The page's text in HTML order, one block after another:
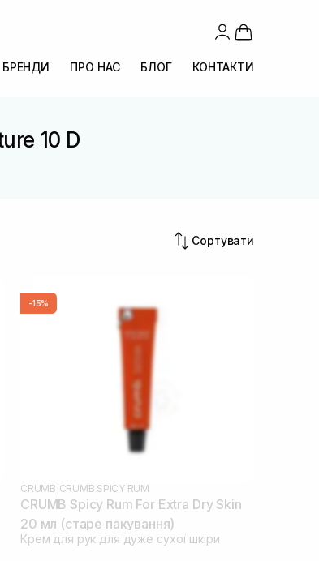
БРЕНДИ ПРО НАС БЛОГ КОНТАКТИ
10 D
Сортувати
-15%
CRUMB CRUMB SPICY RUM
CRUMB Spicy Rum For Extra Dry Skin
20 мл (старе пакування)
Крем для рук для дуже сухої шкіри